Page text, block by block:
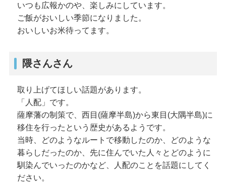
いつも広報かのや、楽しみにしています。
ご飯がおいしい季節になりました。
おいしいお米待ってます。
隈さんさん
取り上げてほしい話題があります。
「人配」です。
薩摩藩の制策で、西目(薩摩半島)から東目(大隅半島)に
移住を行ったという歴史があるようです。
当時、どのようなルートで移動したのか、どのような
暮らしだったのか、先に住んでいた人々とどのように
馴染んでいったのかなど、人配のことを話題にしてく
ださい。